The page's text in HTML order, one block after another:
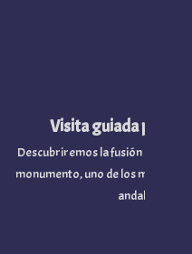
Visita guiada por el
Descubriremos la fusión de culturas
monumento, uno de los más visitados
andaluza.